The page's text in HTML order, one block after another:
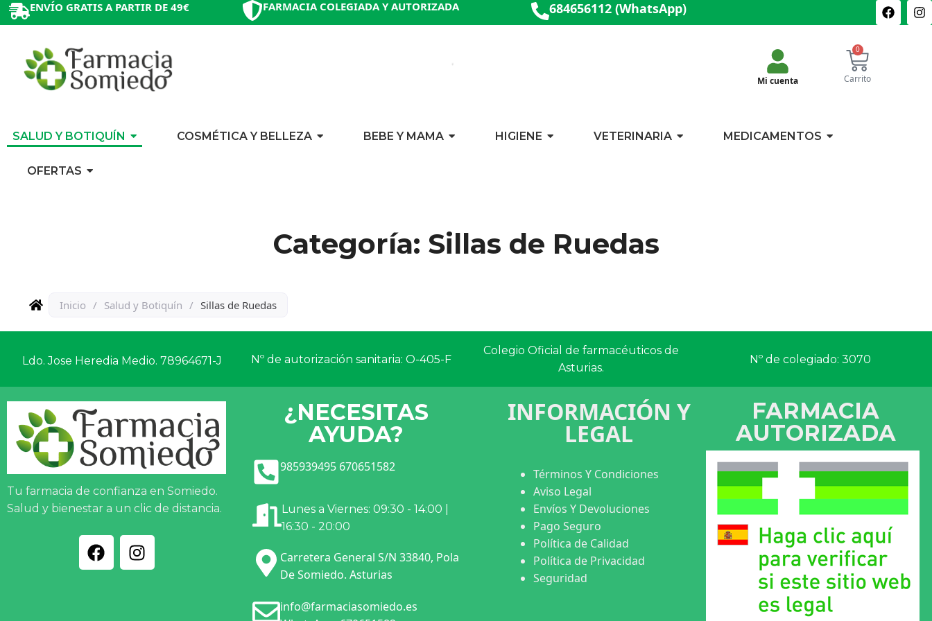
ENVÍO GRATIS A PARTIR DE 49€ FARMACIA COLEGIADA Y AUTORIZADA 684656112 (WhatsApp)
Mi cuenta
0
Carrito
SALUD Y BOTIQUÍN COSMÉTICA Y BELLEZA BEBE Y MAMA HIGIENE VETERINARIA MEDICAMENTOS
OFERTAS
Categoría: Sillas de Ruedas
Inicio / Salud y Botiquín / Sillas de Ruedas
Ldo. Jose Heredia Medio. 78964671-J Nº de autorización sanitaria: O-405-F
Colegio Oficial de farmacéuticos de
Asturias.
Nº de colegiado: 3070
Tu farmacia de confianza en Somiedo.
Salud y bienestar a un clic de distancia.
¿NECESITAS
AYUDA?
985939495 670651582
Lunes a Viernes: 09:30 - 14:00 |
16:30 - 20:00
Carretera General S/N 33840, Pola
De Somiedo. Asturias
info@farmaciasomiedo.es
INFORMACIÓN Y
LEGAL
Términos Y Condiciones
Aviso Legal
Envíos Y Devoluciones
Pago Seguro
Política de Calidad
Política de Privacidad
Seguridad
FARMACIA
AUTORIZADA